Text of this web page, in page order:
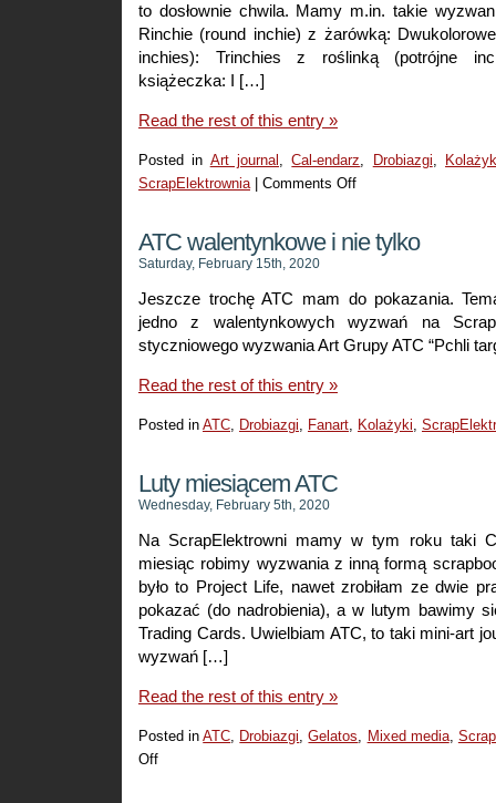
to dosłownie chwila. Mamy m.in. takie
Rinchie (round inchie) z żarówką:
inchies): Trinchies z roślinką (potrójne
książeczka: I […]
Read the rest of this entry »
Posted in Art journal ,Cal-endarz, Drobiazgi,
ScrapElektrownia| Comments Offon
takie
ATC walentynkowe i nie tylko
Saturday, February 15th, 2020
Jeszcze trochę ATC mam do pokazania.
jedno z walentynkowych wyzwań na
styczniowego wyzwania Art Grupy ATC “Pchli
Read the rest of this entry »
Posted in ATC, Drobiazgi, Fanart, Kolażyki,
Luty miesiącem ATC
Wednesday, February 5th, 2020
Na ScrapElektrowni mamy w tym roku taki
miesiąc robimy wyzwania z inną formą
było to Project Life, nawet zrobiłam ze dwie
pokazać (do nadrobienia), a w lutym bawimy
Trading Cards. Uwielbiam ATC, to taki mini-art
wyzwań […]
Read the rest of this entry »
Posted inATC, Drobiazgi,Gelatos, Mixed media,
Offon